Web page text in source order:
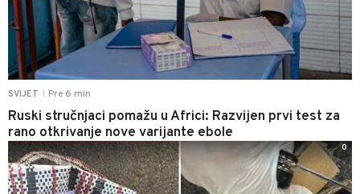
SVIJET Pre 6 min
Ruski stručnjaci pomažu u Africi: Razvijen prvi test za
rano otkrivanje nove varijante ebole
0